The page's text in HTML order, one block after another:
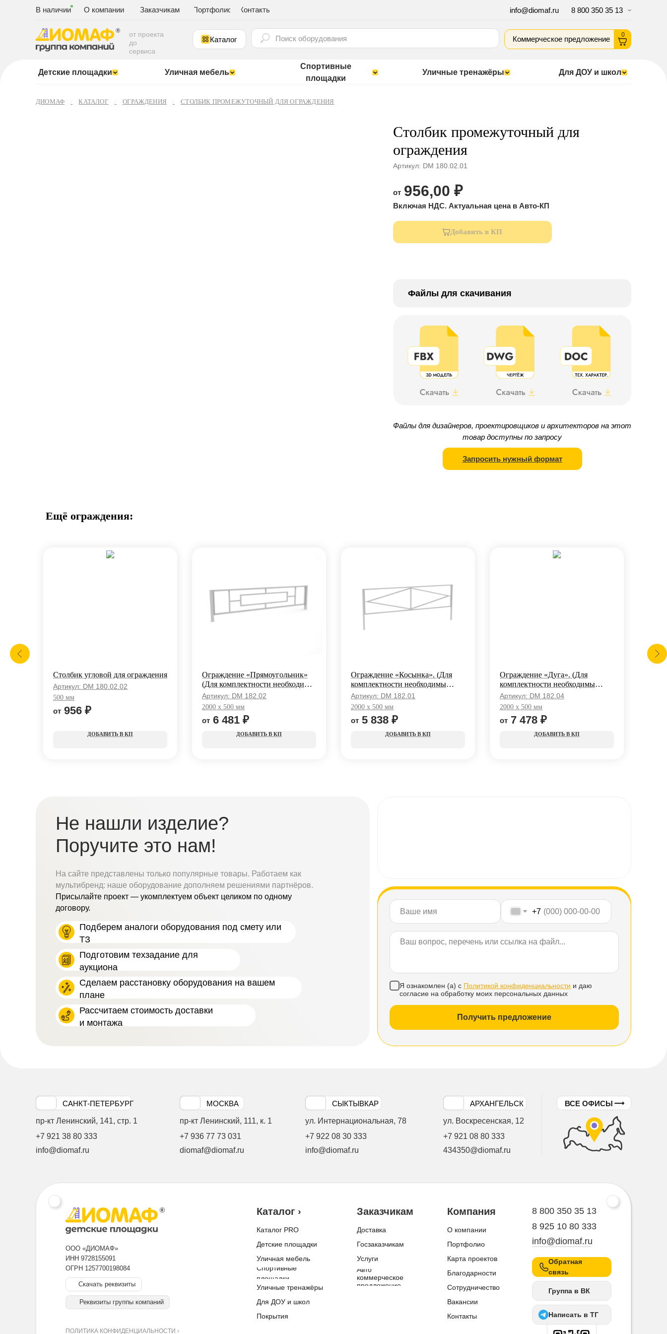
О компании
В наличии Заказчикам Портфолио Контакты info@diomaf.ru 8 800 350 35 13
от проекта
до
сервиса
Каталог
Коммерческое предложение
0
Детские площадки Уличная мебель
Спортивные
площадки
Уличные тренажёры Для ДОУ и школ
ДИОМАФ КАТАЛОГ ОГРАЖДЕНИЯ СТОЛБИК ПРОМЕЖУТОЧНЫЙ ДЛЯ ОГРАЖДЕНИЯ
Столбик промежуточный для
ограждения
Артикул: DM 180.02.01
956,00 ₽
Добавить в КП
Файлы для скачивания
Файлы для дизайнеров, проектировщиков и архитекторов на этот
товар доступны по запросу
Запросить нужный формат
Ещё ограждения:
Столбик угловой для ограждения
Артикул: DM 180.02.02
500 мм
956 ₽
КП
Ограждение «Прямоугольник»
(Для комплектности необходимы
стойки)
Артикул: DM 182.02
2000 x 500 мм
6 481 ₽
КП
Ограждение «Косынка». (Для
комплектности необходимы
стойки)
Артикул: DM 182.01
2000 x 500 мм
5 838 ₽
КП
Ограждение «Дуга». (Для
комплектности необходимы
стойки)
Артикул: DM 182.04
2000 x 500 мм
7 478 ₽
КП
Не нашли изделие?
Поручите это нам!
На сайте представлены только популярные товары. Работаем как
мультибренд: наше оборудование дополняем решениями партнёров.
Присылайте проект — укомплектуем объект целиком по одному
договору.
Подберем аналоги оборудования под смету или
ТЗ
Подготовим техзадание для
аукциона
Сделаем расстановку оборудования на вашем
плане
Рассчитаем стоимость доставки
и монтажа
+7
Я ознакомлен (а) с Политикой конфиденциальности и даю
согласие на обработку моих персональных данных
Получить предложение
САНКТ-ПЕТЕРБУРГ
пр-кт Ленинский, 141, стр. 1
+7 921 38 80 333
info@diomaf.ru
МОСКВА
пр-кт Ленинский, 111, к. 1
+7 936 77 73 031
diomaf@diomaf.ru
СЫКТЫВКАР
ул. Интернациональная, 78
+7 922 08 30 333
info@diomaf.ru
АРХАНГЕЛЬСК
ул. Воскресенская, 12
+7 921 08 80 333
434350@diomaf.ru
ВСЕ ОФИСЫ
ООО «ДИОМАФ»
ИНН 9728155091
ОГРН 1257700198084
Скачать реквизиты
Реквизиты группы компаний
Каталог ›
Каталог PRO
Детские площадки
Уличная мебель
Спортивные
площадки
Уличные тренажёры
Для ДОУ и школ
Покрытия
Заказчикам
Доставка
Госзаказчикам
Услуги
Авто
коммерческое
предложение
Компания
О компании
Портфолио
Карта проектов
Благодарности
Сотрудничество
Вакансии
Контакты
8 800 350 35 13
8 925 10 80 333
info@diomaf.ru
Обратная
связь
Группа в ВК
Написать в ТГ
ПОЛИТИКА КОНФИДЕНЦИАЛЬНОСТИ ›